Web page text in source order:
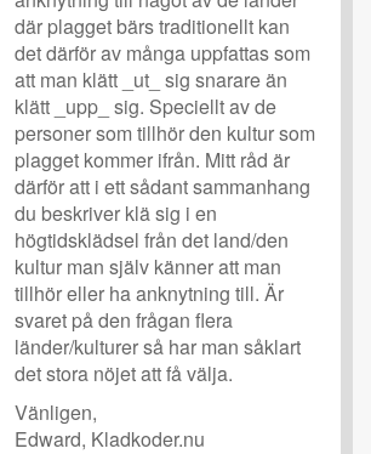
där plagget bärs traditionellt kan
det därför av många uppfattas som
att man klätt _ut_ sig snarare än
klätt _upp_ sig. Speciellt av de
personer som tillhör den kultur som
plagget kommer ifrån. Mitt råd är
därför att i ett sådant sammanhang
du beskriver klä sig i en
högtidsklädsel från det land/den
kultur man själv känner att man
tillhör eller ha anknytning till. Är
svaret på den frågan flera
länder/kulturer så har man såklart
det stora nöjet att få välja.
Vänligen,
Edward, Kladkoder.nu